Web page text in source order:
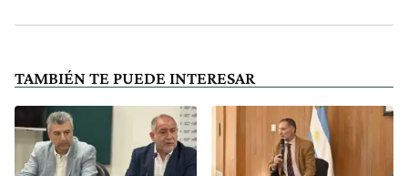
TAMBIÉN TE PUEDE INTERESAR